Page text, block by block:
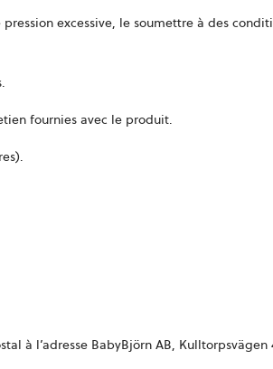
excessive, le soumettre à des
fournies avec le produit.
à l’adresse BabyBjörn AB, Kulltorpsvägen